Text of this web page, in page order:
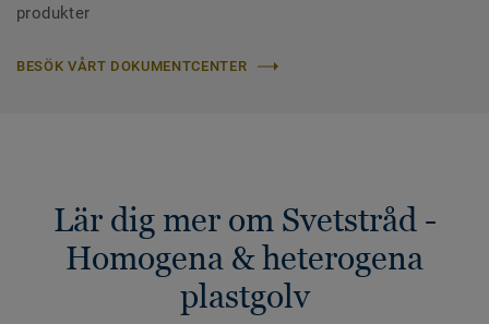
produkter
BESÖK VÅRT DOKUMENTCENTER
Lär dig mer om Svetstråd -
Homogena & heterogena
plastgolv